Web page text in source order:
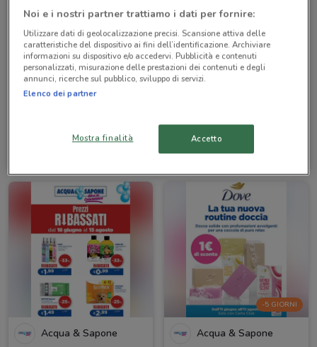
Acqua & Sapone Acqua & Sapone
Acqua & Sapone
-5 GIORNI
Acqua & Sapone
Noi e i nostri partner trattiamo i dati per fornire:
Utilizzare dati di geolocalizzazione precisi. Scansione attiva delle
caratteristiche del dispositivo ai fini dell’identificazione. Archiviare
informazioni su dispositivo e/o accedervi. Pubblicità e contenuti
personalizzati, misurazione delle prestazioni dei contenuti e degli
annunci, ricerche sul pubblico, sviluppo di servizi.
Elenco dei partner
Mostra finalità Accetto